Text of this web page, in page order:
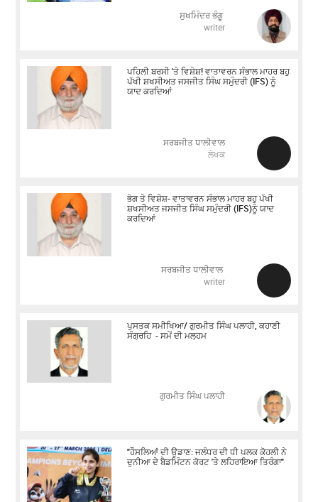
ਸੁਖਮਿੰਦਰ ਭੰਗੂ
writer
ਪਹਿਲੀ ਬਰਸੀ 'ਤੇ ਵਿਸ਼ੇਸ਼! ਵਾਤਾਵਰਨ ਸੰਭਾਲ ਮਾਹਰ ਬਹੁ
ਪੱਖੀ ਸ਼ਖਸੀਅਤ ਜਸਜੀਤ ਸਿੰਘ ਸਮੁੰਦਰੀ (IFS) ਨੂੰ
ਯਾਦ ਕਰਦਿਆਂ
ਸਰਬਜੀਤ ਧਾਲੀਵਾਲ
ਲੇਖਕ
ਭੋਗ ਤੇ ਵਿਸ਼ੇਸ਼- ਵਾਤਾਵਰਨ ਸੰਭਾਲ ਮਾਹਰ ਬਹੁ ਪੱਖੀ
ਸ਼ਖਸੀਅਤ ਜਸਜੀਤ ਸਿੰਘ ਸਮੁੰਦਰੀ (IFS)ਨੂੰ ਯਾਦ
ਕਰਦਿਆਂ
ਸਰਬਜੀਤ ਧਾਲੀਵਾਲ
writer
ਪੁਸਤਕ ਸਮੀਖਿਆ/ ਗੁਰਮੀਤ ਸਿੰਘ ਪਲਾਹੀ, ਕਹਾਣੀ
ਸੰਗ੍ਰਹਿ - ਸਮੇਂ ਦੀ ਮਲ੍ਹਮ
ਗੁਰਮੀਤ ਸਿੰਘ ਪਲਾਹੀ
"ਹੌਸਲਿਆਂ ਦੀ ਉਡਾਣ: ਜਲੰਧਰ ਦੀ ਧੀ ਪਲਕ ਕੋਹਲੀ ਨੇ
ਦੁਨੀਆ ਦੇ ਬੈਡਮਿੰਟਨ ਕੋਰਟ 'ਤੇ ਲਹਿਰਾਇਆ ਤਿਰੰਗਾ"